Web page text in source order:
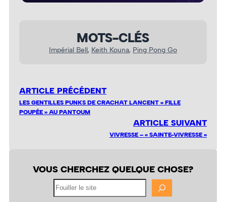
MOTS-CLÉS
Impérial Bell, Keith Kouna, Ping Pong Go
ARTICLE PRÉCÉDENT
LES GENTILLES PUNKS DE CRACHAT LANCENT « FILLE
POUPÉE » AU PANTOUM
ARTICLE SUIVANT
VIVRESSE – « SAINTE-VIVRESSE »
VOUS CHERCHEZ QUELQUE CHOSE?
Fouiller